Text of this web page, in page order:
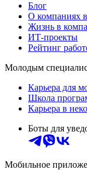
Блог
О компаниях
Жизнь в
ИТ-проекты
Рейтинг
Молодым
Карьера для
Школа
Карьера в
Боты для
Мобильное